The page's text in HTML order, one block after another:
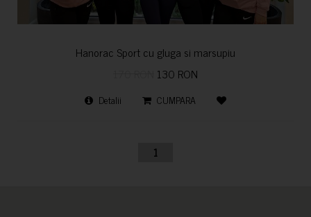
Hanorac Sport cu gluga si marsupiu
130 RON
Detalii CUMPARA
1